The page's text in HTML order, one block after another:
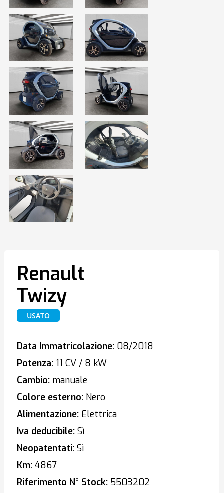
Renault
Twizy
USATO
Data Immatricolazione:08/2018
Potenza:11 CV / 8 kW
Cambio:manuale
Colore esterno:Nero
Alimentazione:Elettrica
Iva deducibile:Sì
Neopatentati:Sì
Km:4867
Riferimento N° Stock:5503202